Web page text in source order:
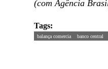
(com Agência
Tags:
balança comercia banco central